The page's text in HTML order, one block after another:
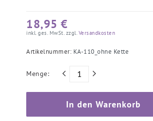
18,95 €
inkl. ges. MwSt. zzgl. Versandkosten
Artikelnummer: KA-110_ohne Kette
Menge:
In den Warenkorb